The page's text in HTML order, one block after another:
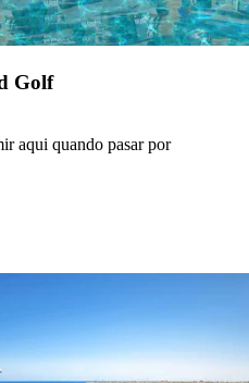
Golf
aqui quando pasar por